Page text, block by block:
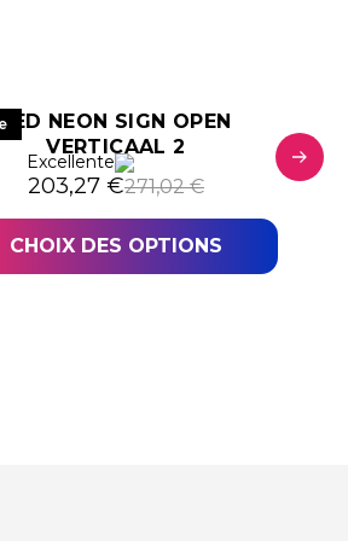
LED NEON SIGN OPEN
VERTICAAL 2
Excellente
271,02€
Le prix initial était : 271,02 €.
203,27 €
Le prix actuel est : 203,27 €.
CHOIX DES OPTIONS